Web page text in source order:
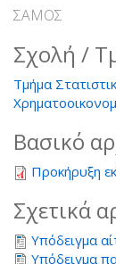
ΣΑΜΟΣ
Σχολή /
Τμήμα
Βασικό
Προκήρυξη
Σχετικά
Υπόδειγμα
Υπόδειγμα